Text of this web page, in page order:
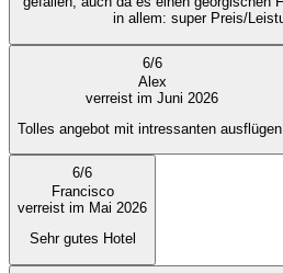
in allem: super Preis/
6/6
Alex
verreist im Juni 2026
Tolles angebot mit intressanten
6/6
Francisco
verreist im Mai 2026
Sehr gutes Hotel